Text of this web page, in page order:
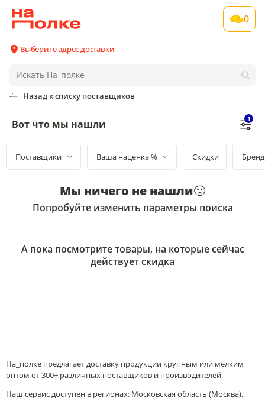
0
Выберите адрес доставки
Назад к списку поставщиков
Вот что мы нашли 1
Поставщики Ваша наценка % Скидки Бренд
Мы ничего не нашли🙁
Попробуйте изменить параметры поиска
А пока посмотрите товары, на которые сейчас
действует скидка
На_полке предлагает доставку продукции крупным или мелким
оптом от 300+ различных поставщиков и производителей.
Наш сервис доступен в регионах: Московская область (Москва),